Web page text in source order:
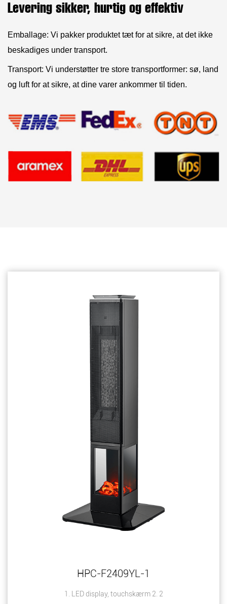
Levering sikker, hurtig og effektiv
Emballage: Vi pakker produktet tæt for at sikre, at det ikke
beskadiges under transport.
Transport: Vi understøtter tre store transportformer: sø, land
og luft for at sikre, at dine varer ankommer til tiden.
HPC-F2409YL-1
1. LED display, touchskærm 2. 2